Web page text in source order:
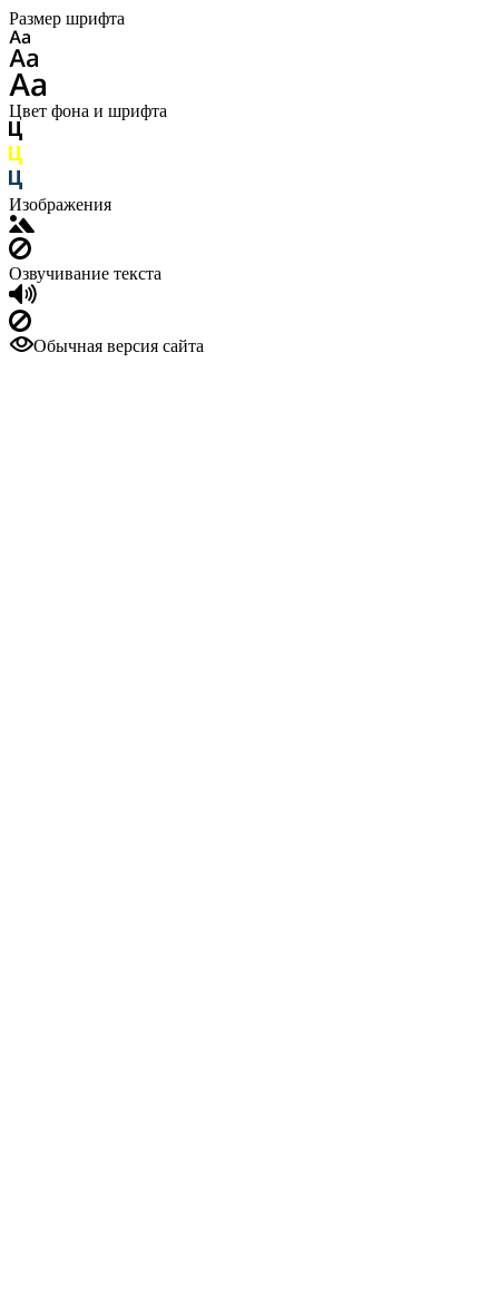
Размер шрифта
Цвет фона и шрифта
Изображения
Озвучивание текста
Обычная версия сайта